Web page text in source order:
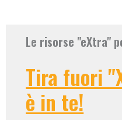
Le risorse "eXtra"
Tira fuori
è in te!